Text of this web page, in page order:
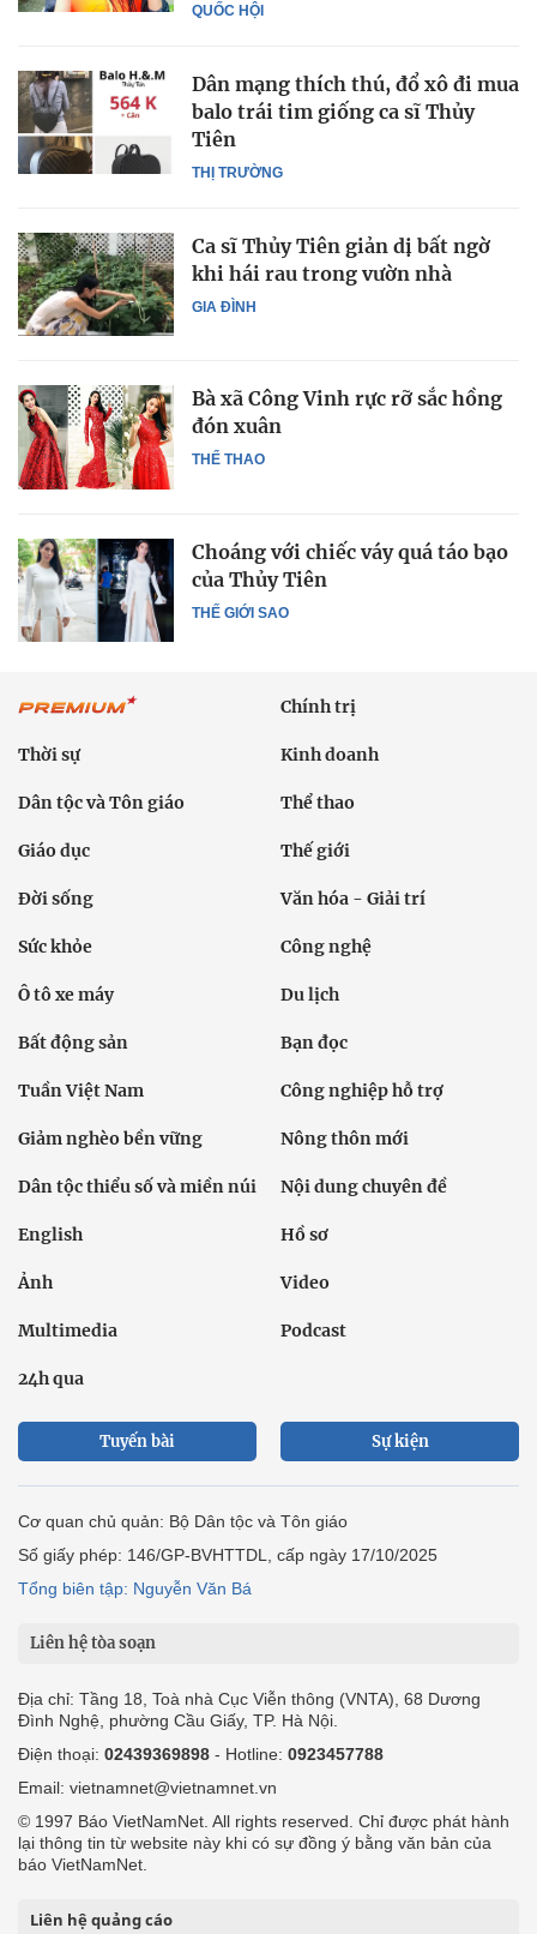
QUỐC HỘI
THỊ TRƯỜNG
Dân mạng thích thú, đổ xô đi mua
balo trái tim giống ca sĩ Thủy
Tiên
GIA ĐÌNH
Ca sĩ Thủy Tiên giản dị bất ngờ
khi hái rau trong vườn nhà
THỂ THAO
Bà xã Công Vinh rực rỡ sắc hồng
đón xuân
THẾ GIỚI SAO
Choáng với chiếc váy quá táo bạo
của Thủy Tiên
Chính trị
Thời sự Kinh doanh
Dân tộc và Tôn giáo Thể thao
Giáo dục Thế giới
Đời sống Văn hóa - Giải trí
Sức khỏe Công nghệ
Ô tô xe máy Du lịch
Bất động sản Bạn đọc
Tuần Việt Nam Công nghiệp hỗ trợ
Giảm nghèo bền vững Nông thôn mới
Dân tộc thiểu số và miền núi Nội dung chuyên đề
English Hồ sơ
Ảnh Video
Multimedia Podcast
24h qua
Tuyến bài Sự kiện
Cơ quan chủ quản: Bộ Dân tộc và Tôn giáo
Số giấy phép: 146/GP-BVHTTDL, cấp ngày 17/10/2025
Tổng biên tập: Nguyễn Văn Bá
Liên hệ tòa soạn
Địa chỉ: Tầng 18, Toà nhà Cục Viễn thông (VNTA), 68 Dương
Đình Nghệ, phường Cầu Giấy, TP. Hà Nội.
Điện thoại: 02439369898 - Hotline: 0923457788
Email: vietnamnet@vietnamnet.vn
© 1997 Báo VietNamNet. All rights reserved. Chỉ được phát hành
lại thông tin từ website này khi có sự đồng ý bằng văn bản của
báo VietNamNet.
Liên hệ quảng cáo